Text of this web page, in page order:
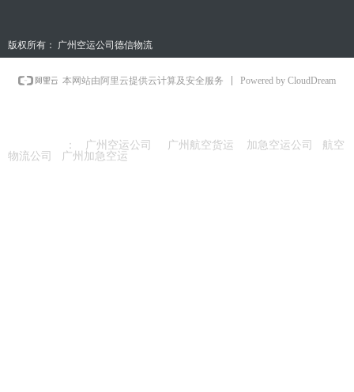
版权所有： 广州空运公司德信物流
： 广州空运公司 广州航空货运 加急空运公司 航空
物流公司 广州加急空运
本网站由阿里云提供云计算及安全服务 Powered by CloudDream